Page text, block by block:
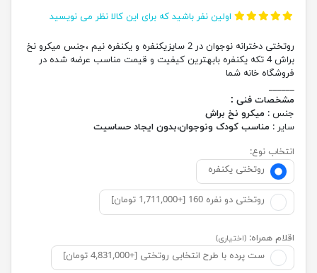
اولین نفر باشید که برای این کالا نظر می نویسید
روتختی دخترانه نوجوان در 2 سایزیکنفره و یکنفره نیم ،جنس میکرو نخ
براش 4 تکه یکنفره بابهترین کیفیت و قیمت مناسب عرضه شده در
فروشگاه خانه شما
______
مشخصات فنی :
جنس : میکرو نخ براش
سایر : مناسب کودک ونوجوان،بدون ایجاد حساسیت
انتخاب نوع:
روتختی یکنفره
روتختی دو نفره 160 [+1,711,000 تومان]
اقلام همراه: (اختیاری)
ست پرده با طرح انتخابی روتختی [+4,831,000 تومان]